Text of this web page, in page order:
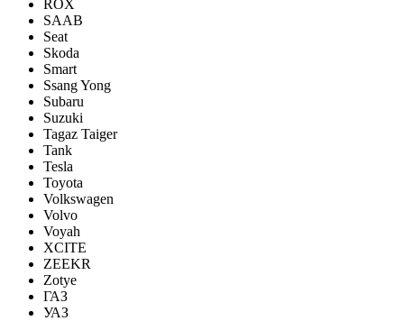
ROX
SAAB
Seat
Skoda
Smart
Ssang Yong
Subaru
Suzuki
Tagaz Taiger
Tank
Tesla
Toyota
Volkswagen
Volvo
Voyah
XCITE
ZEEKR
Zotye
ГАЗ
УАЗ